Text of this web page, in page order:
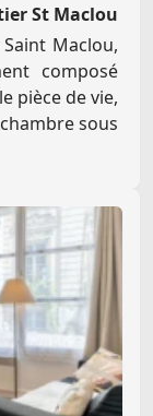
St Maclou
Maclou,
composé
pièce de vie,
sous